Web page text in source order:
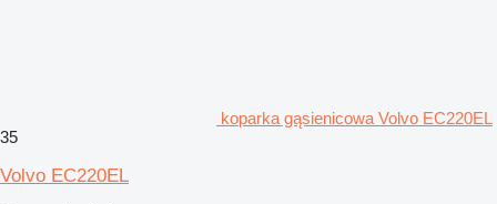
koparka gąsienicowa Volvo EC220EL
35
Volvo EC220EL